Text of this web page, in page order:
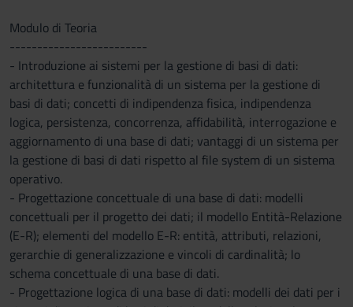
Modulo di Teoria
-------------------------
- Introduzione ai sistemi per la gestione di basi di dati:
architettura e funzionalità di un sistema per la gestione di
basi di dati; concetti di indipendenza fisica, indipendenza
logica, persistenza, concorrenza, affidabilità, interrogazione e
aggiornamento di una base di dati; vantaggi di un sistema per
la gestione di basi di dati rispetto al file system di un sistema
operativo.
- Progettazione concettuale di una base di dati: modelli
concettuali per il progetto dei dati; il modello Entità-Relazione
(E-R); elementi del modello E-R: entità, attributi, relazioni,
gerarchie di generalizzazione e vincoli di cardinalità; lo
schema concettuale di una base di dati.
- Progettazione logica di una base di dati: modelli dei dati per i